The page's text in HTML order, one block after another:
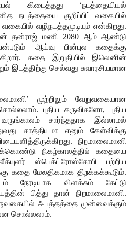
கிடைத்தது ‘நடத்தையியல்
நடத்தையை குறிப்பிட்டவகையில்
வழிநடத்தமுடியும் என்கிறது.
தன்ராஜ் மணி 2080 ஆம் ஆண்டு
ஆய்வு பின்புல கதைக்கு
கதை இறுதியில் இலெனின்
செல்வது சுவாரசியமான
முற்றிலும் வேறுவகையான
புதிய கருவிகளோ, புதிய
சார்ந்ததாக இல்லாமல்
சாத்தியமா எனும் கேள்விக்கு
நிறமாலைமானி
நிகழ்காலத்தில் கதையை
ஸ்பெக்ட்ரோஸ்கோபி பற்றிய
கதை மேலதிகமாக திறக்கக்கூடும்.
நேரடியாக விளக்கம் கேட்டு
பித்து தான் நிறமாலைமானி.
அபத்தத்தை முன்வைக்கும்
சொல்லலாம்.